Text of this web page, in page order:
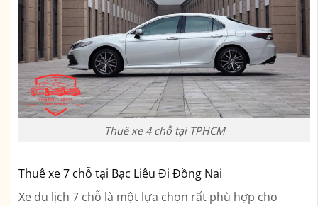
Thuê xe 4 chỗ tại TPHCM
Thuê xe 7 chỗ tại Bạc Liêu Đi Đồng Nai
Xe du lịch 7 chỗ là một lựa chọn rất phù hợp cho